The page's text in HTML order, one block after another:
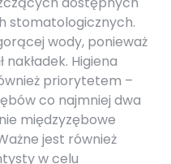
stomatologicznych.
wody, ponieważ
Higiena
priorytetem –
co najmniej dwa
międzyzębowe
jest również
w celu